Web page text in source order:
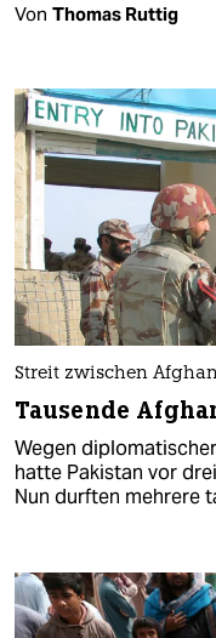
Von Thomas Ruttig
Streit zwischen
Tausende
Wegen
hatte Pakistan vor
Nun durften mehrere